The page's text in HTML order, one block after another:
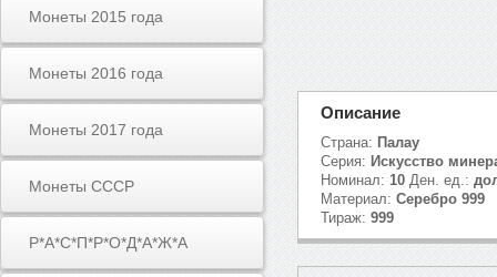
Монеты 2015 года
Монеты 2016 года
Монеты 2017 года
Монеты СССР
Р*А*С*П*Р*О*Д*А*Ж*А
Описание
Страна: Палау
Серия: Искусство
Номинал: 10 Ден. ед.:
Материал: Серебро 999
Тираж: 999